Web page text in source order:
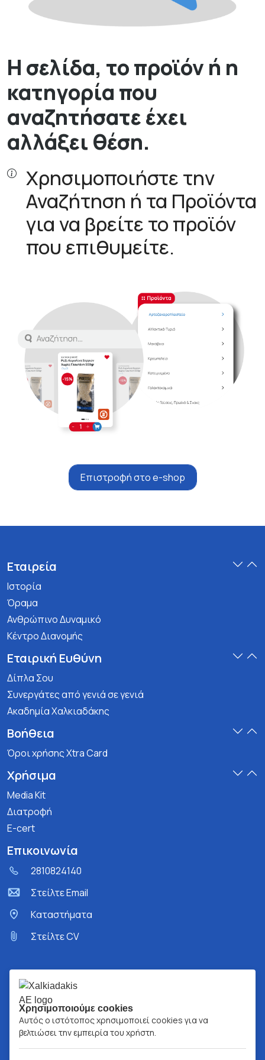
Η σελίδα, το προϊόν ή η
κατηγορία που
αναζητήσατε έχει
αλλάξει θέση.
Χρησιμοποιήστε την
Αναζήτηση ή τα Προϊόντα
για να βρείτε το προϊόν
που επιθυμείτε.
Επιστροφή στο e-shop
Εταιρεία
Ιστορία
Όραμα
Ανθρώπινο Δυναμικό
Κέντρο Διανομής
Εταιρική Ευθύνη
Δίπλα Σου
Συνεργάτες από γενιά σε γενιά
Ακαδημία Χαλκιαδάκης
Βοήθεια
Όροι χρήσης Xtra Card
Χρήσιμα
Media Kit
Διατροφή
E-cert
Επικοινωνία
2810824140
Στείλτε Email
Kαταστήματα
Στείλτε CV
Χρησιμοποιούμε cookies
Αυτός ο ιστότοπος χρησιμοποιεί cookies για να
βελτιώσει την εμπειρία του χρήστη.